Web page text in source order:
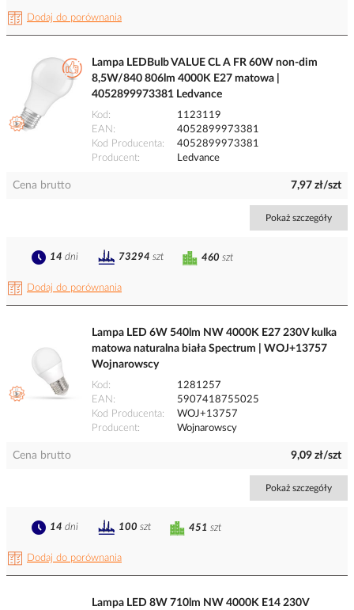
Dodaj do porównania
Lampa LEDBulb VALUE CL A FR 60W non-dim
8,5W/840 806lm 4000K E27 matowa |
4052899973381 Ledvance
Kod
1123119
EAN
4052899973381
Kod Producenta
4052899973381
Producent
Ledvance
Cena brutto 7,97 zł/szt
Pokaż szczegóły
Dodaj do porównania
460 szt
14 dni 73294 szt
Lampa LED 6W 540lm NW 4000K E27 230V kulka
matowa naturalna biała Spectrum | WOJ+13757
Wojnarowscy
Kod
1281257
EAN
5907418755025
Kod Producenta
WOJ+13757
Producent
Wojnarowscy
Cena brutto 9,09 zł/szt
Pokaż szczegóły
Dodaj do porównania
451 szt
14 dni 100 szt
Lampa LED 8W 710lm NW 4000K E14 230V